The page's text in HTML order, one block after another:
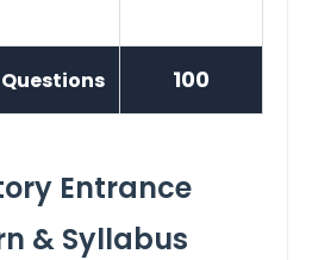
100
Entrance
& Syllabus